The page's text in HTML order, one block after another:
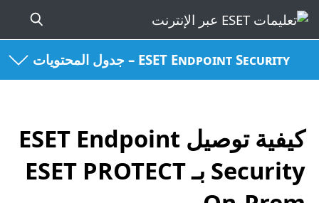
ESET Endpoint Security – جدول المحتويات
كيفية توصيل ESET Endpoint
Security بـ ESET PROTECT